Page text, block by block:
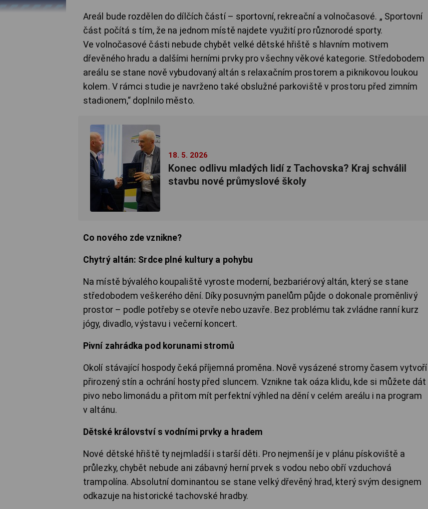
Areál bude rozdělen do dílčích částí – sportovní, rekreační a volnočasové. „ Sportovní
část počítá s tím, že na jednom místě najdete využití pro různorodé sporty.
Ve volnočasové části nebude chybět velké dětské hřiště s hlavním motivem
dřevěného hradu a dalšími herními prvky pro všechny věkové kategorie. Středobodem
areálu se stane nově vybudovaný altán s relaxačním prostorem a piknikovou loukou
kolem. V rámci studie je navrženo také obslužné parkoviště v prostoru před zimním
stadionem,“ doplnilo město.
18. 5. 2026
Konec odlivu mladých lidí z Tachovska? Kraj schválil
stavbu nové průmyslové školy
Co nového zde vznikne?
Chytrý altán: Srdce plné kultury a pohybu
Na místě bývalého koupaliště vyroste moderní, bezbariérový altán, který se stane
středobodem veškerého dění. Díky posuvným panelům půjde o dokonale proměnlivý
prostor – podle potřeby se otevře nebo uzavře. Bez problému tak zvládne ranní kurz
jógy, divadlo, výstavu i večerní koncert.
Pivní zahrádka pod korunami stromů
Okolí stávající hospody čeká příjemná proměna. Nově vysázené stromy časem vytvoří
přirozený stín a ochrání hosty před sluncem. Vznikne tak oáza klidu, kde si můžete dát
pivo nebo limonádu a přitom mít perfektní výhled na dění v celém areálu i na program
v altánu.
Dětské království s vodními prvky a hradem
Nové dětské hřiště ty nejmladší i starší děti. Pro nejmenší je v plánu pískoviště a
průlezky, chybět nebude ani zábavný herní prvek s vodou nebo obří vzduchová
trampolína. Absolutní dominantou se stane velký dřevěný hrad, který svým designem
odkazuje na historické tachovské hradby.